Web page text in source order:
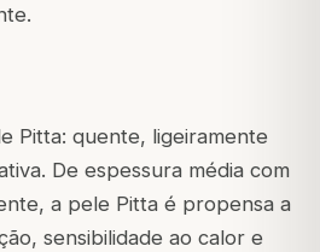
Pitta: quente, ligeiramente
De espessura média com
a pele Pitta é propensa a
sensibilidade ao calor e